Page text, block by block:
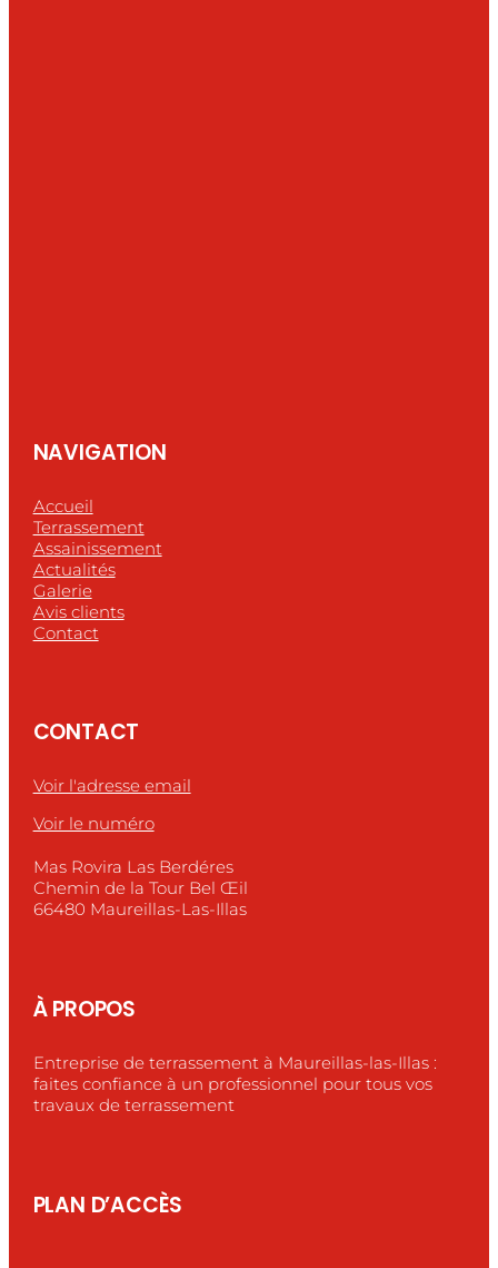
NAVIGATION
Accueil
Terrassement
Assainissement
Actualités
Galerie
Avis clients
Contact
CONTACT
Voir l'adresse email
Voir le numéro
Mas Rovira Las Berdéres
Chemin de la Tour Bel Œil
66480 Maureillas-Las-Illas
À PROPOS
Entreprise de terrassement à Maureillas-las-Illas :
faites confiance à un professionnel pour tous vos
travaux de terrassement
PLAN D’ACCÈS